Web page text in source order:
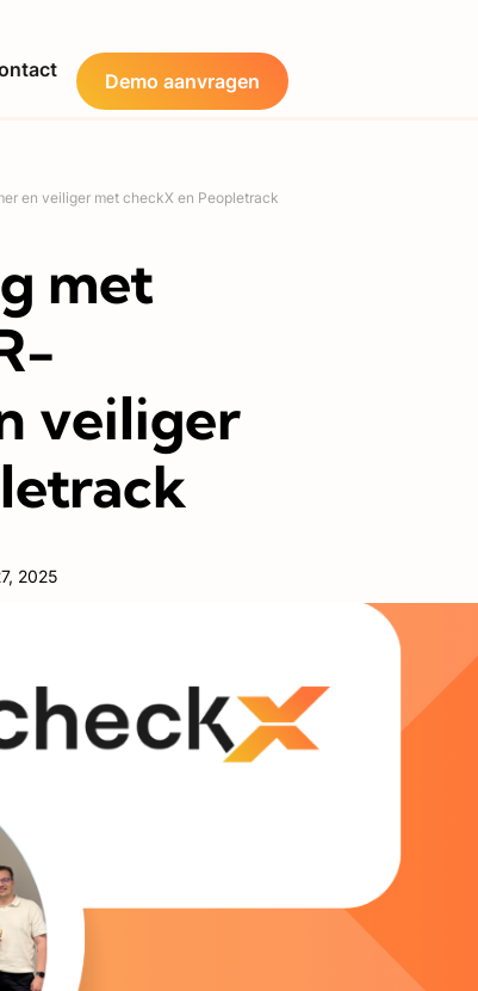
Demo aanvragen
en veiliger met checkX en Peopletrack
met
veiliger
2025